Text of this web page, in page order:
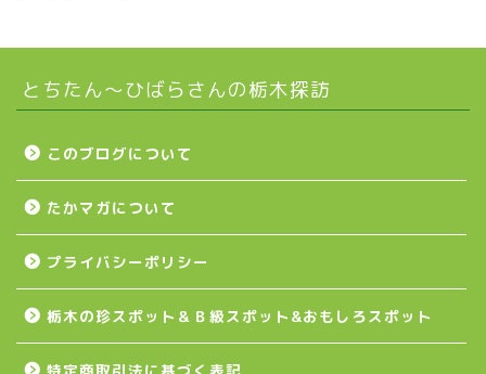
とちたん〜ひばらさんの栃木探訪
このブログについて
たかマガについて
プライバシーポリシー
栃木の珍スポット＆Ｂ級スポット&おもしろスポット